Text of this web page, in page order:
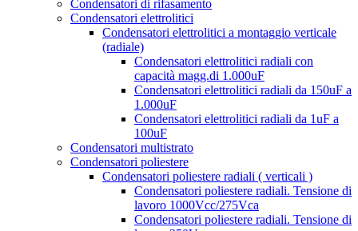
Condensatori di rifasamento
Condensatori elettrolitici
Condensatori elettrolitici a montaggio verticale
(radiale)
Condensatori elettrolitici radiali con
capacità magg.di 1.000uF
Condensatori elettrolitici radiali da 150uF a
1.000uF
Condensatori elettrolitici radiali da 1uF a
100uF
Condensatori multistrato
Condensatori poliestere
Condensatori poliestere radiali ( verticali )
Condensatori poliestere radiali. Tensione di
lavoro 1000Vcc/275Vca
Condensatori poliestere radiali. Tensione di